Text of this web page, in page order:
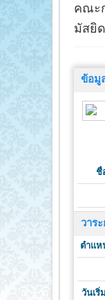
คณะ
มัสยิ
ข้อมู
ชื่
วาร
ตำแห
วันเริ่